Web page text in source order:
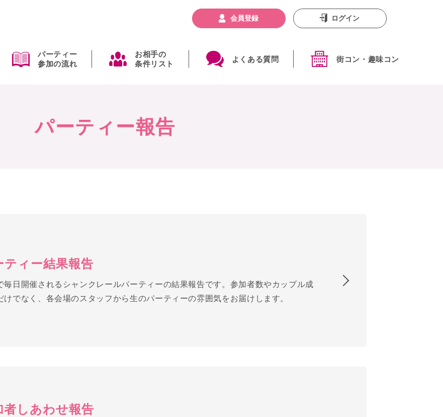
パーティー
参加の流れ
お相手の
条件リスト
よくある質問 街コン・趣味コン
会員登録 ログイン
パーティー報告
ティー結果報告
毎日開催されるシャンクレールパーティーの結果報告です。参加者数やカップル成
けでなく、各会場のスタッフから生のパーティーの雰囲気をお届けします。
者しあわせ報告